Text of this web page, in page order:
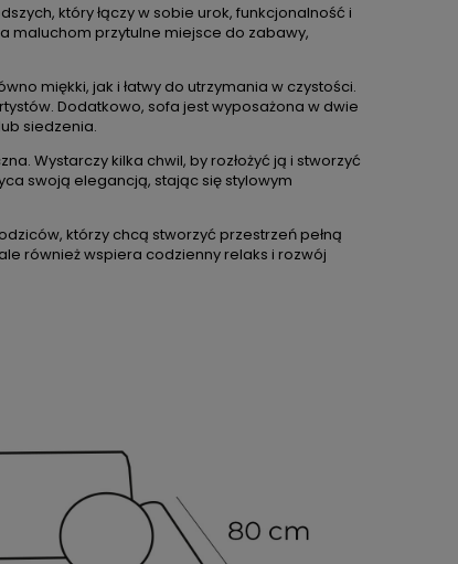
DO KOSZYKA
który łączy w sobie urok, funkcjonalność i
maluchom przytulne miejsce do zabawy,
miękki, jak i łatwy do utrzymania w czystości.
Dodatkowo, sofa jest wyposażona w dwie
siedzenia.
Wystarczy kilka chwil, by rozłożyć ją i stworzyć
swoją elegancją, stając się stylowym
którzy chcą stworzyć przestrzeń pełną
również wspiera codzienny relaks i rozwój